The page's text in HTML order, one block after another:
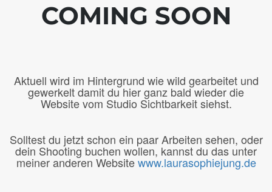
COMING SOON
Aktuell wird im Hintergrund wie wild gearbeitet und
gewerkelt damit du hier ganz bald wieder die
Website vom Studio Sichtbarkeit siehst.
Solltest du jetzt schon ein paar Arbeiten sehen, oder
dein Shooting buchen wollen, kannst du das unter
meiner anderen Websitewww.laurasophiejung.de